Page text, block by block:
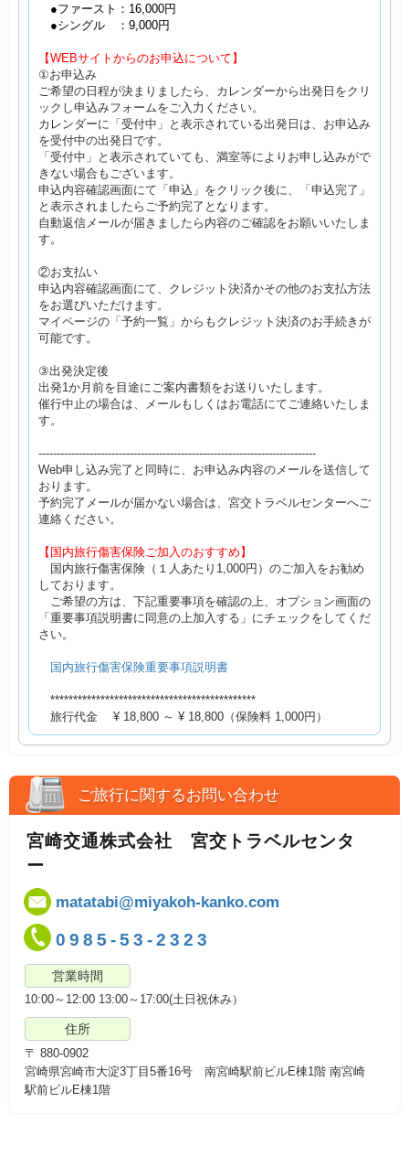
●ファースト：16,000円
●シングル ：9,000円
【WEBサイトからのお申込について】
①お申込み
ご希望の日程が決まりましたら、カレンダーから出発日をクリ
ックし申込みフォームをご入力ください。
カレンダーに「受付中」と表示されている出発日は、お申込み
を受付中の出発日です。
「受付中」と表示されていても、満室等によりお申し込みがで
きない場合もございます。
申込内容確認画面にて「申込」をクリック後に、「申込完了」
と表示されましたらご予約完了となります。
自動返信メールが届きましたら内容のご確認をお願いいたしま
す。
②お支払い
申込内容確認画面にて、クレジット決済かその他のお支払方法
をお選びいただけます。
マイページの「予約一覧」からもクレジット決済のお手続きが
可能です。
③出発決定後
出発1か月前を目途にご案内書類をお送りいたします。
催行中止の場合は、メールもしくはお電話にてご連絡いたしま
す。
----------------------------------------------------------------------------
Web申し込み完了と同時に、お申込み内容のメールを送信して
おります。
予約完了メールが届かない場合は、宮交トラベルセンターへご
連絡ください。
【国内旅行傷害保険ご加入のおすすめ】
国内旅行傷害保険（１人あたり1,000円）のご加入をお勧め
しております。
ご希望の方は、下記重要事項を確認の上、オプション画面の
「重要事項説明書に同意の上加入する」にチェックをしてくだ
さい。
国内旅行傷害保険重要事項説明書
*********************************************
旅行代金 ¥ 18,800 ～ ¥ 18,800（保険料 1,000円）
ご旅行に関するお問い合わせ
宮崎交通株式会社 宮交トラベルセンタ
ー
0985-53-2323
営業時間
10:00～12:00 13:00～17:00(土日祝休み）
matatabi@miyakoh-kanko.com
住所
〒 880-0902
宮崎県宮崎市大淀3丁目5番16号 南宮崎駅前ビルE棟1階 南宮崎
駅前ビルE棟1階